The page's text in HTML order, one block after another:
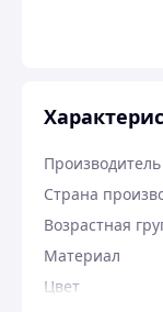
Производитель
Страна
Возрастная
Материал
Цвет